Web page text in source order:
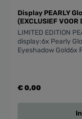
Display PEARLY Gloss -
(EXCLUSIEF VOOR
LIMITED EDITION
display:6x Pearly
Eyeshadow Gold6x
€ 0,00